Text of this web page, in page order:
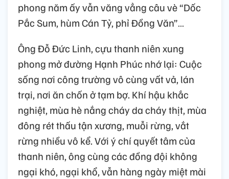
phong năm ấy vẫn văng vẳng câu vè “Dốc
Pắc Sum, hùm Cán Tỷ, phỉ Đồng Văn”…
Ông Đỗ Đức Linh, cựu thanh niên xung
phong mở đường Hạnh Phúc nhớ lại: Cuộc
sống nơi công trường vô cùng vất vả, lán
trại, nơi ăn chốn ở tạm bợ. Khí hậu khắc
nghiệt, mùa hè nắng cháy da cháy thịt, mùa
đông rét thấu tận xương, muỗi rừng, vắt
rừng nhiều vô kể. Với ý chí quyết tâm của
thanh niên, ông cùng các đồng đội không
ngại khó, ngại khổ, vẫn hàng ngày miệt mài